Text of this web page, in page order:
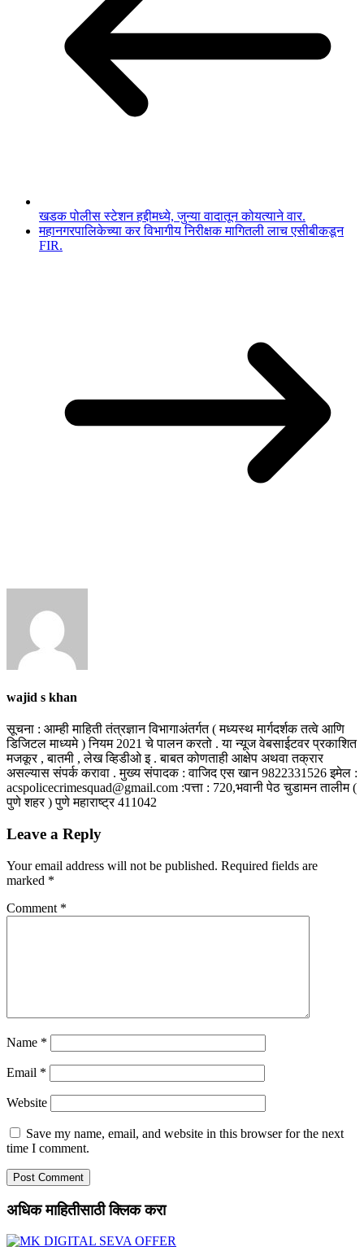
खडक पोलीस स्टेशन हद्दीमध्ये, जुन्या वादातून कोयत्याने वार.
महानगरपालिकेच्या कर विभागीय निरीक्षक मागितली लाच एसीबीकडून
FIR.
wajid s khan
सूचना : आम्ही माहिती तंत्रज्ञान विभागाअंतर्गत ( मध्यस्थ मार्गदर्शक तत्वे आणि
डिजिटल माध्यमे ) नियम 2021 चे पालन करतो . या न्यूज वेबसाईटवर प्रकाशित
मजकूर , बातमी , लेख व्हिडीओ इ . बाबत कोणताही आक्षेप अथवा तक्रार
असल्यास संपर्क करावा . मुख्य संपादक : वाजिद एस खान 9822331526 इमेल :
acspolicecrimesquad@gmail.com :पत्ता : 720,भवानी पेठ चुडामन तालीम (
पुणे शहर ) पुणे महाराष्ट्र 411042
Leave a Reply
Your email address will not be published. Required fields are
marked *
Comment *
Name *
Email *
Website
Save my name, email, and website in this browser for the next
time I comment.
अधिक माहितीसाठी क्लिक करा